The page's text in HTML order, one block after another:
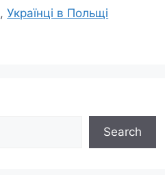
,Українці в Польщі
Search